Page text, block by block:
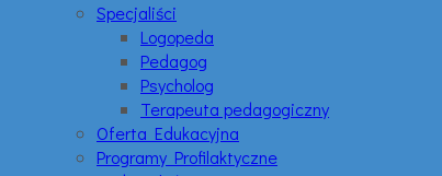
Specjaliści
Logopeda
Pedagog
Psycholog
Terapeuta pedagogiczny
Oferta Edukacyjna
Programy Profilaktyczne